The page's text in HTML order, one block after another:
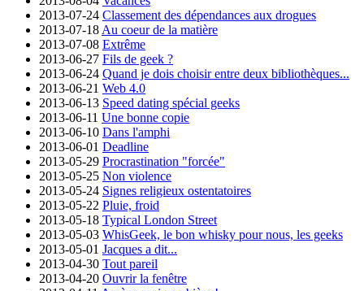
2013-07-24 Classement des dépendances aux drogues
2013-07-18 Au coeur de la matière
2013-07-08 Extrême
2013-06-27 Fils de geek ?
2013-06-24 Quand je dois choisir entre deux bibliothèques...
2013-06-21 Web 4.0
2013-06-13 Speed dating spécial geeks
2013-06-11 Une bonne copie
2013-06-10 Dans l'amphi
2013-06-01 Deadline
2013-05-29 Procrastination "forcée"
2013-05-25 Non violence
2013-05-24 Signes religieux ostentatoires
2013-05-22 Pluie, froid
2013-05-18 Typical London Street
2013-05-03 WhisGeek, le bon whisky pour nous, les geeks
2013-05-01 Jacques a dit...
2013-04-30 Tout pareil
2013-04-20 Ouvrir la fenêtre